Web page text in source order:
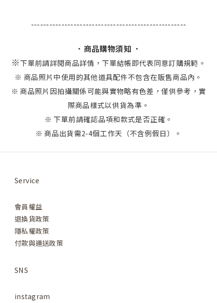
---------------------------------------------------
．商品購物須知 ．
※下單前請詳閱商品詳情，下單結帳即代表同意訂購規範。
※ 商品照片中使用的其他道具配件不包含在販售商品內。
※ 商品照片因拍攝關係可能與實物略有色差，僅供參考，實
際商品樣式以供貨為準。
※ 下單前請確認品項和款式是否正確。
※ 商品出貨需2-4個工作天（不含例假日）。
Service
會員權益
退換貨政策
隱私權政策
付款與運送政策
SNS
instagram